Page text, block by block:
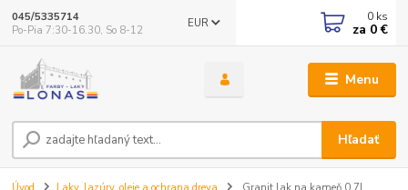
Menu
EUR
Hľadať
045/5335714
Po-Pia 7:30-16.30, So 8-12
0 ks
za 0 €